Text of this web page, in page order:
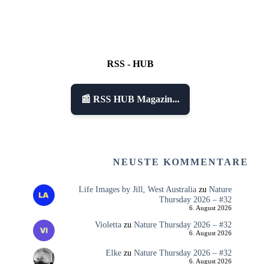
RSS - HUB
📰 RSS HUB Magazin...
NEUSTE KOMMENTARE
Life Images by Jill, West Australiazu Nature
Thursday 2026 – #32
6. August 2026
Violettazu Nature Thursday 2026 – #32
6. August 2026
Elkezu Nature Thursday 2026 – #32
6. August 2026